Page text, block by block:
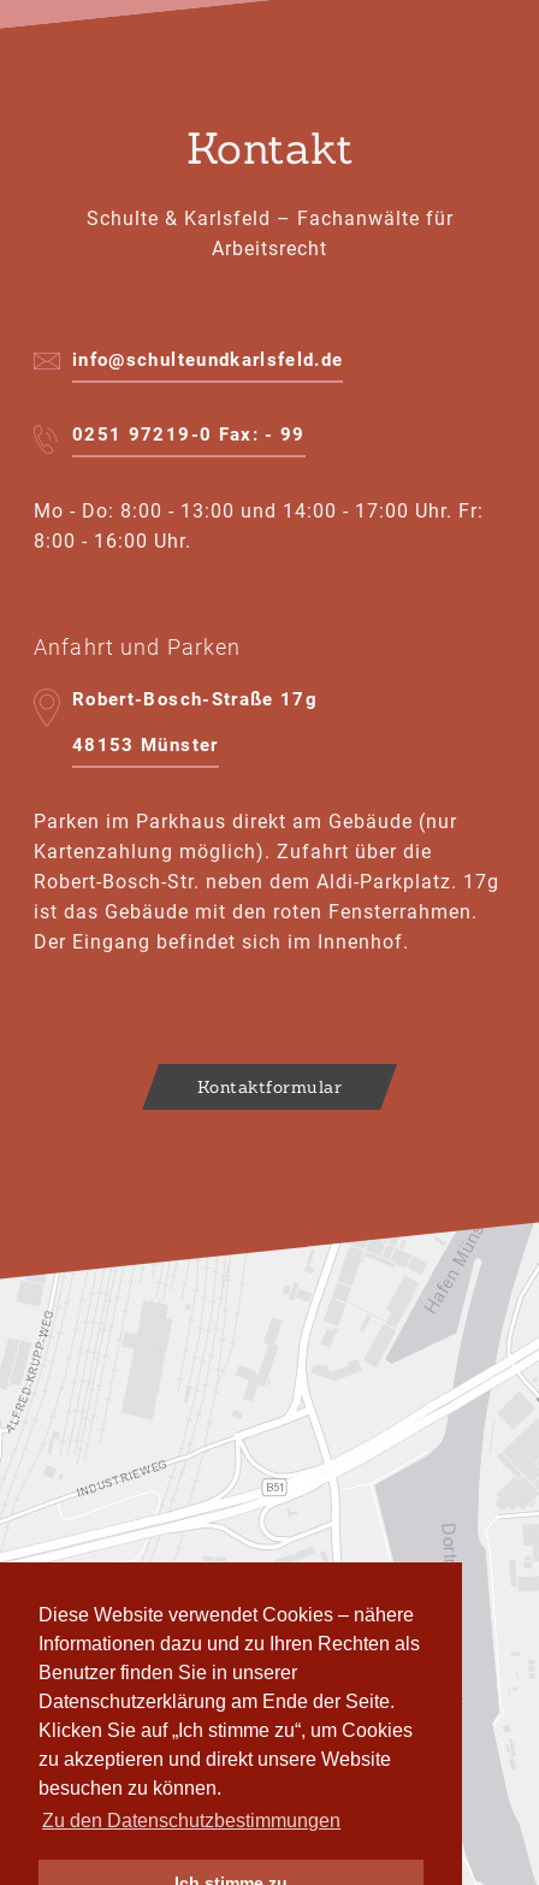
Diese Website verwendet Cookies – nähere
Informationen dazu und zu Ihren Rechten als
Benutzer finden Sie in unserer
Datenschutzerklärung am Ende der Seite.
Klicken Sie auf „Ich stimme zu“, um Cookies
zu akzeptieren und direkt unsere Website
besuchen zu können.
Zu den Datenschutzbestimmungen
Kontakt
Schulte & Karlsfeld – Fachanwälte für
Arbeitsrecht
info@schulteundkarlsfeld.de
0251 97219-0 Fax: - 99
Mo - Do: 8:00 - 13:00 und 14:00 - 17:00 Uhr. Fr:
8:00 - 16:00 Uhr.
Anfahrt und Parken
Robert-Bosch-Straße 17g
48153 Münster
Parken im Parkhaus direkt am Gebäude (nur
Kartenzahlung möglich). Zufahrt über die
Robert-Bosch-Str. neben dem Aldi-Parkplatz. 17g
ist das Gebäude mit den roten Fensterrahmen.
Der Eingang befindet sich im Innenhof.
Kontaktformular